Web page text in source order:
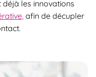
les innovations
afin de décupler